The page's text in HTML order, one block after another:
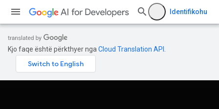
Identifikohu
Kjo faqe është përkthyer nga Cloud Translation API